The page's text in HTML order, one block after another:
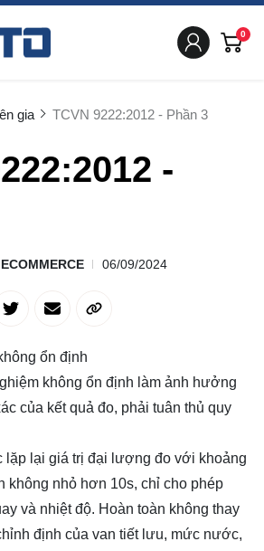
0
gia TCVN 9222:2012 - Phần 3
-
06/09/2024
ổn định
không ổn định làm ảnh hưởng
của kết quả đo, phải tuân thủ quy
lặp lại giá trị đại lượng đo với khoảng
không nhỏ hơn 10s, chỉ cho phép
và nhiệt độ. Hoàn toàn không thay
định của van tiết lưu, mức nước,